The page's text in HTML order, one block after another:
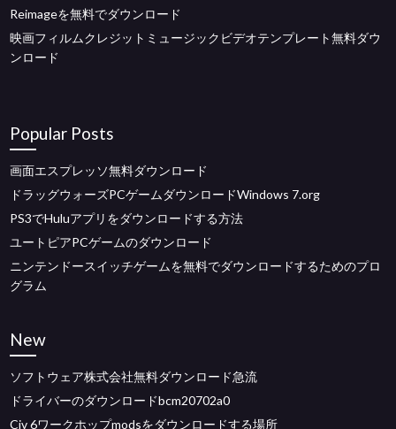
Reimageを無料でダウンロード
映画フィルムクレジットミュージックビデオテンプレート無料ダウ
ンロード
Popular Posts
画面エスプレッソ無料ダウンロード
ドラッグウォーズPCゲームダウンロードWindows 7.org
PS3でHuluアプリをダウンロードする方法
ユートピアPCゲームのダウンロード
ニンテンドースイッチゲームを無料でダウンロードするためのプロ
グラム
New
ソフトウェア株式会社無料ダウンロード急流
ドライバーのダウンロードbcm20702a0
Civ 6ワークホップmodsをダウンロードする場所